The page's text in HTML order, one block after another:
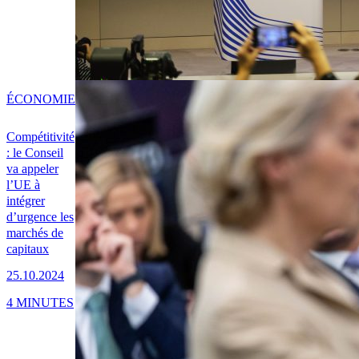
Compétitivité
: le Conseil
va appeler
l’UE à
intégrer
d’urgence les
marchés de
capitaux
25.10.2024
ÉCONOMIE
4 MINUTES